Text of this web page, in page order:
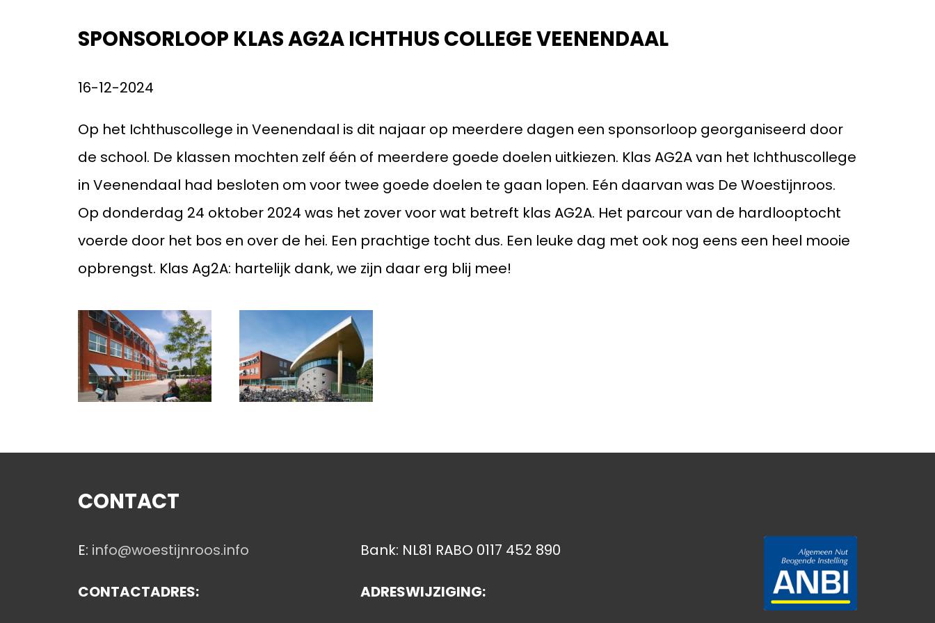
Stichting Sammy op
Het is weer tijd voor
een boterletter!
Kruidenactie!
Uitnodiging!
Save the date
Kerstgroet 2024
Sponsorloop
20 jaar Woestijnroos!
SPONSORLOOP KLAS AG2A ICHTHUS COLLEGE VEENENDAAL
16-12-2024
Op het Ichthuscollege in Veenendaal is dit najaar op meerdere dagen een sponsorloop georganiseerd door
de school. De klassen mochten zelf één of meerdere goede doelen uitkiezen. Klas AG2A van het Ichthuscollege
in Veenendaal had besloten om voor twee goede doelen te gaan lopen. Eén daarvan was De Woestijnroos.
Op donderdag 24 oktober 2024 was het zover voor wat betreft klas AG2A. Het parcour van de hardlooptocht
voerde door het bos en over de hei. Een prachtige tocht dus. Een leuke dag met ook nog eens een heel mooie
opbrengst. Klas Ag2A: hartelijk dank, we zijn daar erg blij mee!
CONTACT
E: info@woestijnroos.info
CONTACTADRES:
Bank: NL81 RABO 0117 452 890
ADRESWIJZIGING: